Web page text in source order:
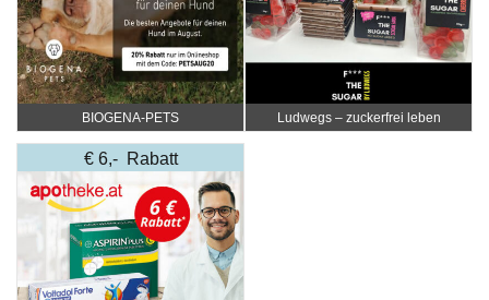
BIOGENA-PETS Ludwegs – zuckerfrei leben
€ 6,- Rabatt